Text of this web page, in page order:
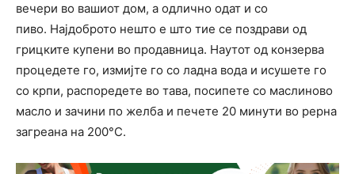
вечери во вашиот дом, а одлично одат и со
пиво. Најдоброто нешто е што тие се поздрави од
грицките купени во продавница. Наутот од конзерва
процедете го, измијте го со ладна вода и исушете го
со крпи, распоредете во тава, посипете со маслиново
масло и зачини по желба и печете 20 минути во рерна
загреана на 200°C.